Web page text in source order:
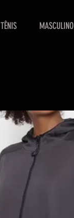
TÊNIS MASCULINO